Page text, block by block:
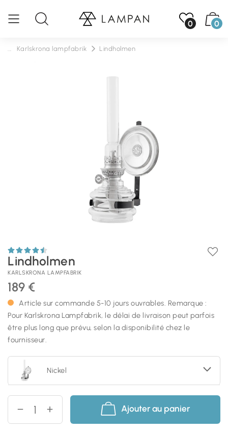
0 0
Karlskrona lampfabrik Lindholmen
Lindholmen
KARLSKRONA LAMPFABRIK
189 €
Article sur commande 5-10 jours ouvrables. Remarque :
Pour Karlskrona Lampfabrik, le délai de livraison peut parfois
être plus long que prévu, selon la disponibilité chez le
fournisseur.
Nickel
Ajouter au panier